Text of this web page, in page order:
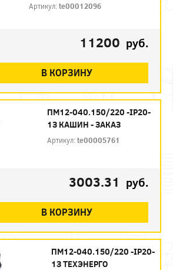
Артикул:te00012096
11200 руб.
В КОРЗИНУ
ПМ12-040.150/220 -IP20-
1З КАШИН - ЗАКАЗ
Артикул:te00005761
3003.31 руб.
В КОРЗИНУ
ПМ12-040.150/220 -IP20-
1З ТЕХЭНЕРГО